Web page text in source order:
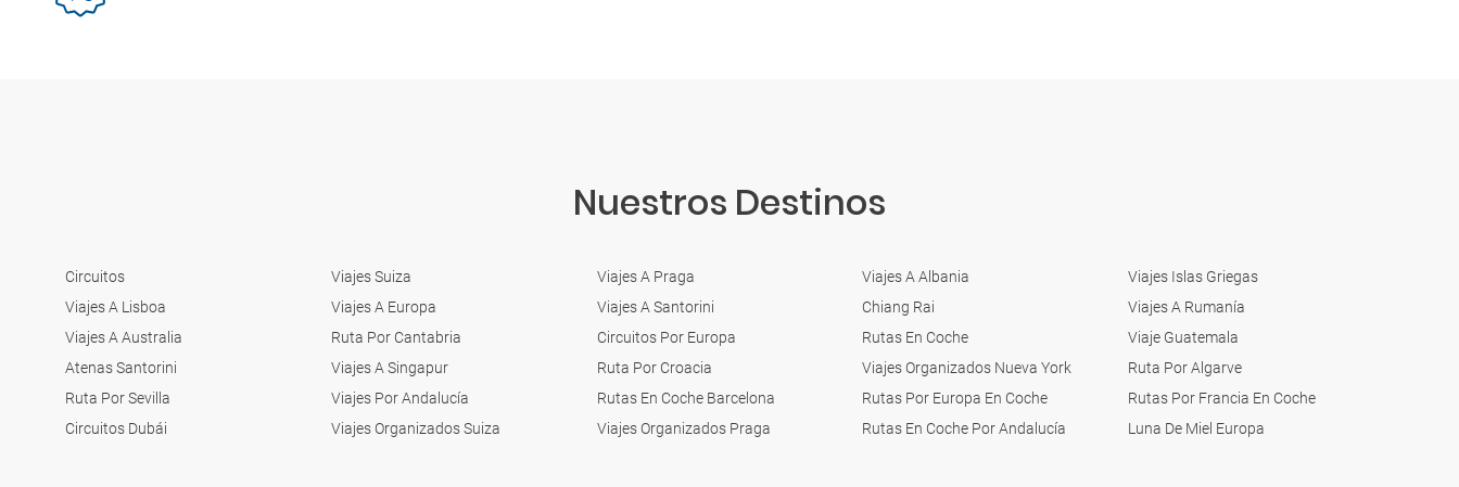
Nuestros Destinos
Circuitos Viajes Suiza Viajes A Praga Viajes A Albania
Viajes Islas Griegas
Viajes A Lisboa
Viajes A Europa Viajes A Santorini Chiang Rai
Viajes A Rumanía
Viajes A Australia
Ruta Por Cantabria Circuitos Por Europa Rutas En Coche
Viaje Guatemala
Atenas Santorini
Viajes A Singapur Ruta Por Croacia Viajes Organizados Nueva York
Ruta Por Algarve
Ruta Por Sevilla
Viajes Por Andalucía Rutas En Coche Barcelona Rutas Por Europa En Coche
Rutas Por Francia En Coche
Circuitos Dubái
Viajes Organizados Suiza Viajes Organizados Praga Rutas En Coche Por Andalucía Luna De Miel Europa